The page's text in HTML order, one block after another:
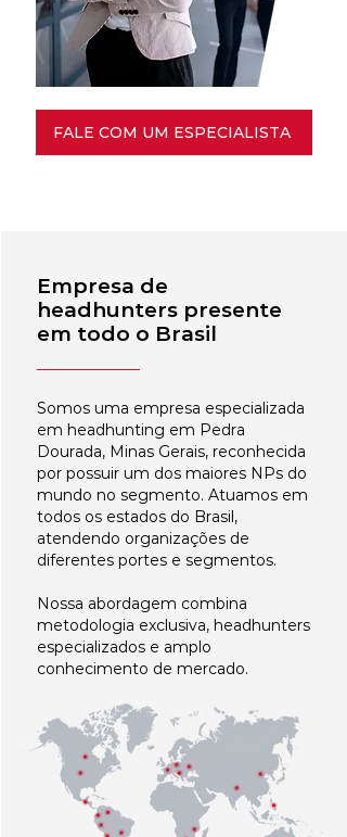
FALE COM UM ESPECIALISTA
Empresa de
headhunters presente
em todo o Brasil
Somos uma empresa especializada
em headhunting em Pedra
Dourada, Minas Gerais, reconhecida
por possuir um dos maiores NPs do
mundo no segmento. Atuamos em
todos os estados do Brasil,
atendendo organizações de
diferentes portes e segmentos.
Nossa abordagem combina
metodologia exclusiva, headhunters
especializados e amplo
conhecimento de mercado.